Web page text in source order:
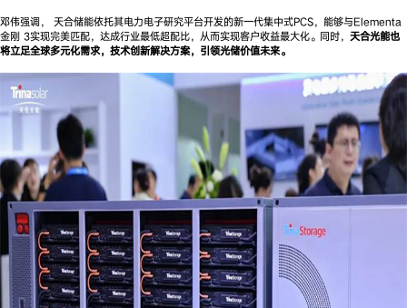
邓伟强调， 天合储能依托其电力电子研究平台开发的新一代集中式PCS，能够与Elementa
金刚 3实现完美匹配，达成行业最低超配比，从而实现客户收益最大化。同时， 天合光能也
将立足全球多元化需求，技术创新解决方案，引领光储价值未来。